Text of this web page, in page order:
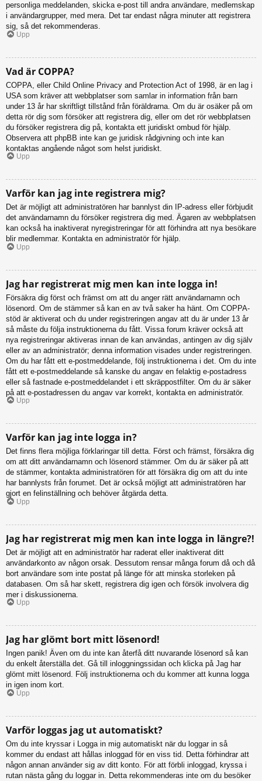
personliga meddelanden, skicka e-post till andra användare, medlemskap
i användargrupper, med mera. Det tar endast några minuter att registrera
sig, så det rekommenderas.
Upp
Vad är COPPA?
COPPA, eller Child Online Privacy and Protection Act of 1998, är en lag i
USA som kräver att webbplatser som samlar in information från barn
under 13 år har skriftligt tillstånd från föräldrarna. Om du är osäker på om
detta rör dig som försöker att registrera dig, eller om det rör webbplatsen
du försöker registrera dig på, kontakta ett juridiskt ombud för hjälp.
Observera att phpBB inte kan ge juridisk rådgivning och inte kan
kontaktas angående något som helst juridiskt.
Upp
Varför kan jag inte registrera mig?
Det är möjligt att administratören har bannlyst din IP-adress eller förbjudit
det användarnamn du försöker registrera dig med. Ägaren av webbplatsen
kan också ha inaktiverat nyregistreringar för att förhindra att nya besökare
blir medlemmar. Kontakta en administratör för hjälp.
Upp
Jag har registrerat mig men kan inte logga in!
Försäkra dig först och främst om att du anger rätt användarnamn och
lösenord. Om de stämmer så kan en av två saker ha hänt. Om COPPA-
stöd är aktiverat och du under registreringen angav att du är under 13 år
så måste du följa instruktionerna du fått. Vissa forum kräver också att
nya registreringar aktiveras innan de kan användas, antingen av dig själv
eller av an administratör; denna information visades under registreringen.
Om du har fått ett e-postmeddelande, följ instruktionerna i det. Om du inte
fått ett e-postmeddelande så kanske du angav en felaktig e-postadress
eller så fastnade e-postmeddelandet i ett skräppostfilter. Om du är säker
på att e-postadressen du angav var korrekt, kontakta en administratör.
Upp
Varför kan jag inte logga in?
Det finns flera möjliga förklaringar till detta. Först och främst, försäkra dig
om att ditt användarnamn och lösenord stämmer. Om du är säker på att
de stämmer, kontakta administratören för att försäkra dig om att du inte
har bannlysts från forumet. Det är också möjligt att administratören har
gjort en felinställning och behöver åtgärda detta.
Upp
Jag har registrerat mig men kan inte logga in längre?!
Det är möjligt att en administratör har raderat eller inaktiverat ditt
användarkonto av någon orsak. Dessutom rensar många forum då och då
bort användare som inte postat på länge för att minska storleken på
databasen. Om så har skett, registrera dig igen och försök involvera dig
mer i diskussionerna.
Upp
Jag har glömt bort mitt lösenord!
Ingen panik! Även om du inte kan återfå ditt nuvarande lösenord så kan
du enkelt återställa det. Gå till inloggningssidan och klicka på Jag har
glömt mitt lösenord. Följ instruktionerna och du kommer att kunna logga
in igen inom kort.
Upp
Varför loggas jag ut automatiskt?
Om du inte kryssar i Logga in mig automatiskt när du loggar in så
kommer du endast att hållas inloggad för en viss tid. Detta förhindrar att
någon annan använder sig av ditt konto. För att förbli inloggad, kryssa i
rutan nästa gång du loggar in. Detta rekommenderas inte om du besöker